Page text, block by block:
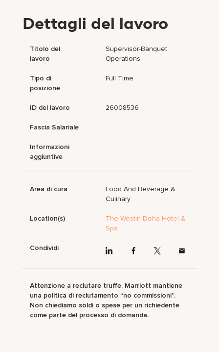
Dettagli del lavoro
Titolo del
lavoro
Supervisor-Banquet
Operations
Tipo di
posizione
Full Time
ID del lavoro 26008536
Fascia Salariale
Informazioni
aggiuntive
Area di cura
Food And Beverage &
Culinary
Location(s)
The Westin Doha Hotel &
Spa
Condividi
Attenzione a reclutare truffe. Marriott mantiene
una politica di reclutamento “no commissioni”.
Non chiediamo soldi o spese per un richiedente
come parte del processo di domanda.